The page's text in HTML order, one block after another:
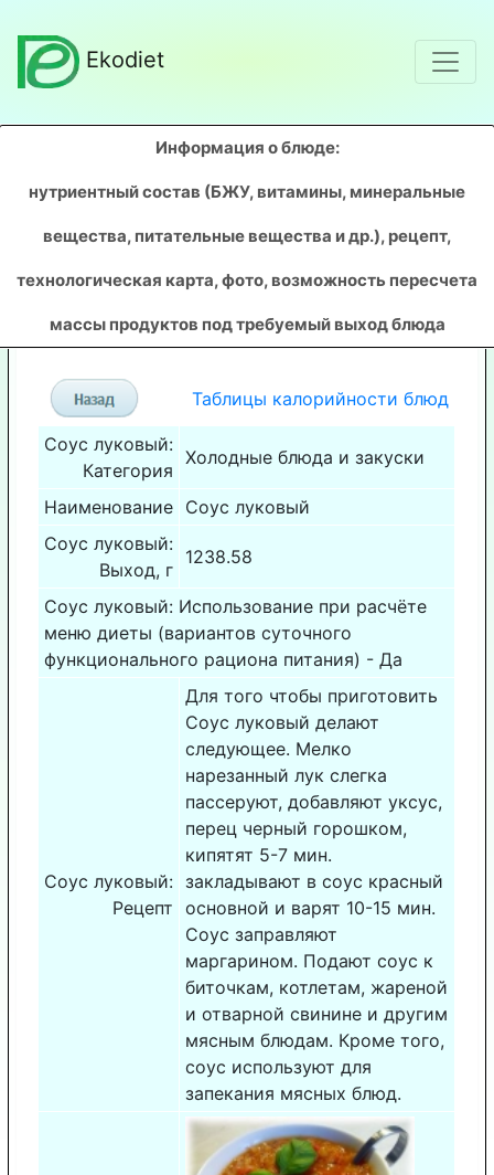
Ekodiet
Информация о блюде:
нутриентный состав (БЖУ, витамины, минеральные
вещества, питательные вещества и др.), рецепт,
технологическая карта, фото, возможность пересчета
массы продуктов под требуемый выход блюда
Таблицы калорийности блюд
Соус луковый:
Категория
Холодные блюда и закуски
Наименование Соус луковый
Соус луковый:
Выход, г
1238.58
Соус луковый: Использование при расчёте
меню диеты (вариантов суточного
функционального рациона питания) - Да
Соус луковый:
Рецепт
Для того чтобы приготовить
Соус луковый делают
следующее. Мелко
нарезанный лук слегка
пассеруют, добавляют уксус,
перец черный горошком,
кипятят 5-7 мин.
закладывают в соус красный
основной и варят 10-15 мин.
Соус заправляют
маргарином. Подают соус к
биточкам, котлетам, жареной
и отварной свинине и другим
мясным блюдам. Кроме того,
соус используют для
запекания мясных блюд.